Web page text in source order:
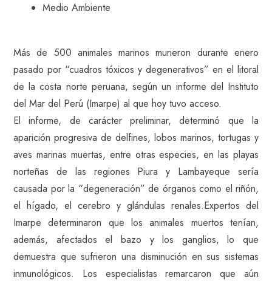
Medio Ambiente
Más de 500 animales marinos murieron durante enero
pasado por “cuadros tóxicos y degenerativos” en el litoral
de la costa norte peruana, según un informe del Instituto
del Mar del Perú (Imarpe) al que hoy tuvo acceso.
El informe, de carácter preliminar, determinó que la
aparición progresiva de delfines, lobos marinos, tortugas y
aves marinas muertas, entre otras especies, en las playas
norteñas de las regiones Piura y Lambayeque sería
causada por la “degeneración” de órganos como el riñón,
el hígado, el cerebro y glándulas renales.Expertos del
Imarpe determinaron que los animales muertos tenían,
además, afectados el bazo y los ganglios, lo que
demuestra que sufrieron una disminución en sus sistemas
inmunológicos. Los especialistas remarcaron que aún